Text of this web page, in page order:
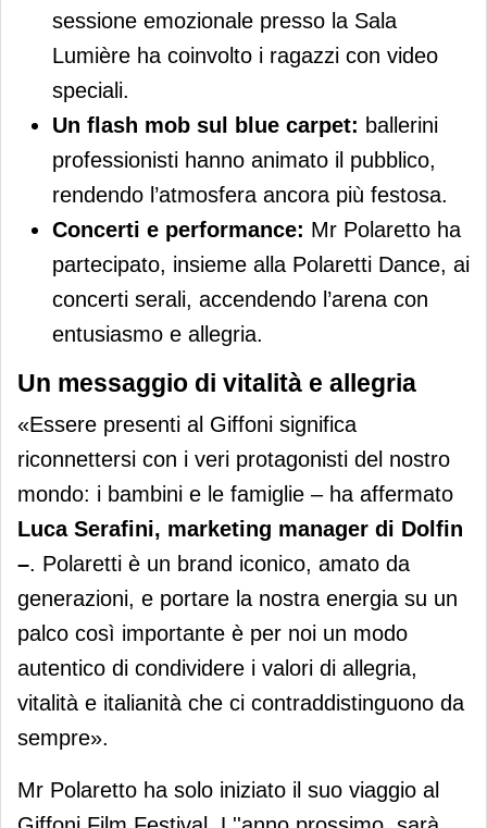
sessione emozionale presso la Sala
Lumière ha coinvolto i ragazzi con video
speciali.
Un flash mob sul blue carpet: ballerini
professionisti hanno animato il pubblico,
rendendo l’atmosfera ancora più festosa.
Concerti e performance: Mr Polaretto ha
partecipato, insieme alla Polaretti Dance, ai
concerti serali, accendendo l’arena con
entusiasmo e allegria.
Un messaggio di vitalità e allegria
«Essere presenti al Giffoni significa
riconnettersi con i veri protagonisti del nostro
mondo: i bambini e le famiglie – ha affermato
Luca Serafini, marketing manager di Dolfin
–. Polaretti è un brand iconico, amato da
generazioni, e portare la nostra energia su un
palco così importante è per noi un modo
autentico di condividere i valori di allegria,
vitalità e italianità che ci contraddistinguono da
sempre».
Mr Polaretto ha solo iniziato il suo viaggio al